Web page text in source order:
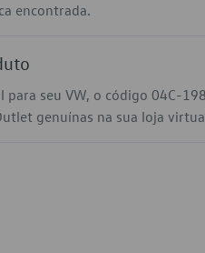
encontrada.
para seu VW, o código 04C-
genuínas na sua loja